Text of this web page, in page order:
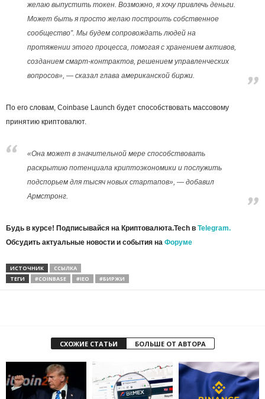
желаю выпустить токен. Возможно, я хочу привлечь деньги.
Может быть я просто желаю построить собственное
сообщество”. Мы будем сопровождать людей на
протяжении этого процесса, помогая с хранением активов,
созданием смарт-контрактов, решением управленческих
вопросов», — сказал глава американской биржи.
По его словам, Coinbase Launch будет способствовать массовому
принятию криптовалют.
«Она может в значительной мере способствовать
раскрытию потенциала криптоэкономики и послужить
подспорьем для тысяч новых стартапов», — добавил
Армстронг.
Будь в курсе! Подписывайся на Криптовалюта.Tech в Telegram.
Обсудить актуальные новости и события на Форуме
ИСТОЧНИК
ССЫЛКА
ТЕГИ
#COINBASE #IEO #БИРЖИ
СХОЖИЕ СТАТЬИ БОЛЬШЕ ОТ АВТОРА